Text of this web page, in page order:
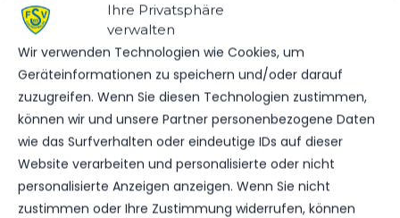
Ihre Privatsphäre
verwalten
Wir verwenden Technologien wie Cookies, um
Geräteinformationen zu speichern und/oder darauf
zuzugreifen. Wenn Sie diesen Technologien zustimmen,
können wir und unsere Partner personenbezogene Daten
wie das Surfverhalten oder eindeutige IDs auf dieser
Website verarbeiten und personalisierte oder nicht
personalisierte Anzeigen anzeigen. Wenn Sie nicht
zustimmen oder Ihre Zustimmung widerrufen, können
SPIELSTATISTIKEN
FSV 63 LUCKENWALDE
VS.